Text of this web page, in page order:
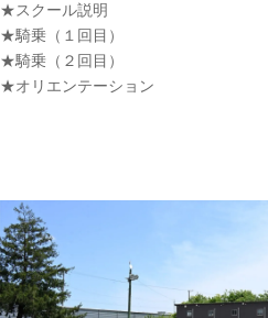
★スクール説明
★騎乗（１回目）
★騎乗（２回目）
★オリエンテーション